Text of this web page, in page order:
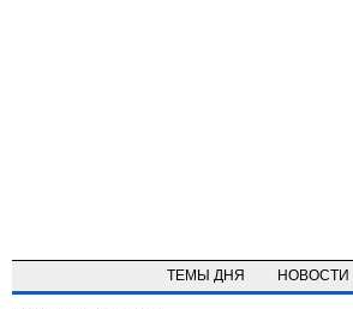
ТЕМЫ ДНЯ НОВОСТИ